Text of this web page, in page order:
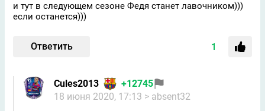
и тут в следующем сезоне Федя станет лавочником)))
если останется)))
Ответить 1
Cules2013
+12745
18 июня 2020, 17:13 > absent32